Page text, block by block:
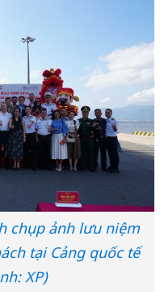
chụp ảnh lưu niệm
tại Cảng quốc tế
XP)